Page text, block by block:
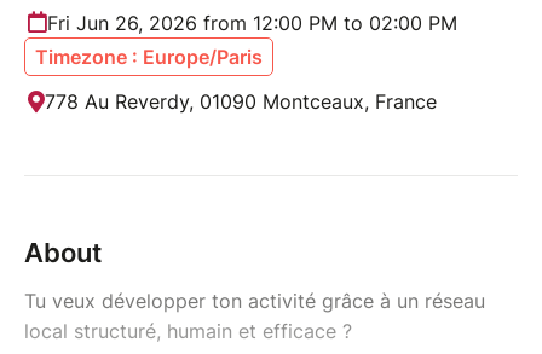
Fri Jun 26, 2026 from 12:00 PM to 02:00 PM
Timezone : Europe/Paris
778 Au Reverdy, 01090 Montceaux, France
About
Tu veux développer ton activité grâce à un réseau
local structuré, humain et efficace ?